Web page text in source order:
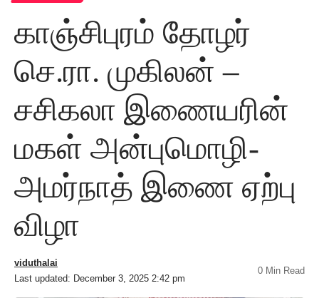
காஞ்சிபுரம் தோழர்
செ.ரா. முகிலன் –
சசிகலா இணையரின்
மகள் அன்புமொழி-
அமர்நாத் இணை ஏற்பு
விழா
Last updated: December 3, 2025 2:42 pm
viduthalai
0 Min Read